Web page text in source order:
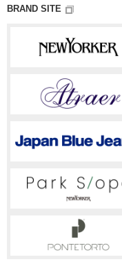
BRAND SITE